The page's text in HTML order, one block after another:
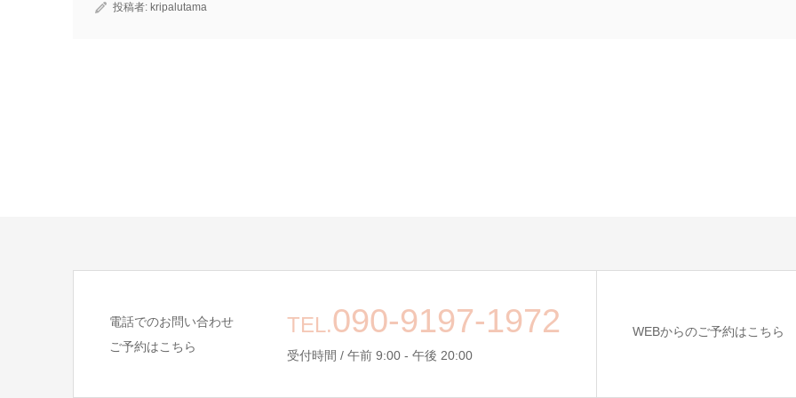
投稿者: kripalutama
電話でのお問い合わせ
ご予約はこちら
TEL.090-9197-1972
受付時間 / 午前 9:00 - 午後 20:00
WEBからのご予約はこちら